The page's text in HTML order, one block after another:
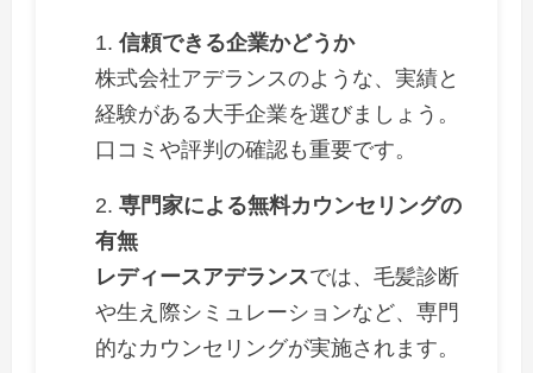
信頼できる企業かどうか
株式会社アデランスのような、実績と
経験がある大手企業を選びましょう。
口コミや評判の確認も重要です。
専門家による無料カウンセリングの
有無
レディースアデランスでは、毛髪診断
や生え際シミュレーションなど、専門
的なカウンセリングが実施されます。